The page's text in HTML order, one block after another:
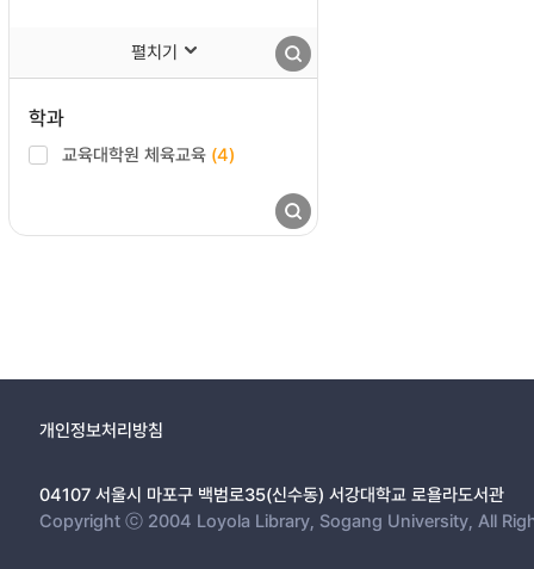
펼치기
학과
교육대학원 체육교육 (4)
개인정보처리방침
04107 서울시 마포구 백범로35(신수동) 서강대학교 로욜라도서관
Copyright ⓒ 2004 Loyola Library, Sogang University, All